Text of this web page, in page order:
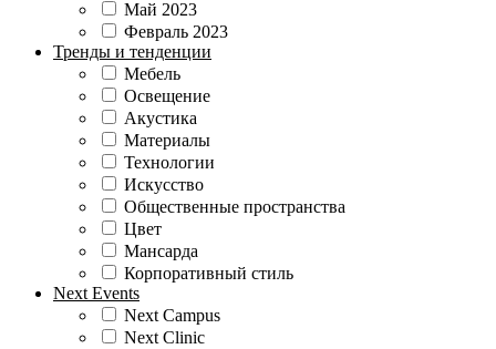
Май 2023
Февраль 2023
Тренды и тенденции
Мебель
Освещение
Акустика
Материалы
Технологии
Искусство
Общественные пространства
Цвет
Мансарда
Корпоративный стиль
Next Events
Next Campus
Next Clinic